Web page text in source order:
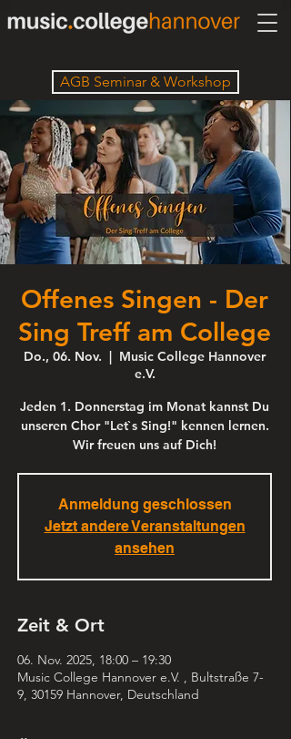
AGB Seminar & Workshop
Offenes Singen - Der
Sing Treff am College
Do., 06. Nov.
  |
Music College Hannover
e.V.
Jeden 1. Donnerstag im Monat kannst Du
unseren Chor "Let`s Sing!" kennen lernen.
Wir freuen uns auf Dich!
Anmeldung geschlossen
Jetzt andere Veranstaltungen
ansehen
Zeit & Ort
06. Nov. 2025, 18:00 – 19:30
Music College Hannover e.V. , Bultstraße 7-
9, 30159 Hannover, Deutschland